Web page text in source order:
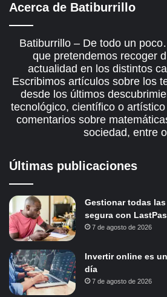
Acerca de Batiburrillo
Batiburrillo – De todo un
que pretendemos recoger
actualidad en los distintos
Escribimos artículos sobre los
desde los últimos
tecnológico, científico o
comentarios sobre
sociedad, entre
Últimas publicaciones
Gestionar todas
segura con
7 de agosto de 2026
Invertir online es
día
7 de agosto de 2026